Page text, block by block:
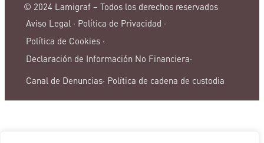
© 2024 Lamigraf – Todos los derechos reservados
Aviso Legal · Política de Privacidad ·
Política de Cookies ·
Declaración de Información No Financiera·
Canal de Denuncias· Política de cadena de custodia